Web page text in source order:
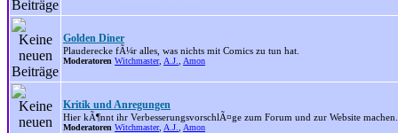
Golden Diner
Plauderecke fÃ¼r alles, was nichts mit Comics zu tun hat.
Moderatoren Witchmaster, A.J. Amon
Kritik und Anregungen
Hier kÃ¶nnt ihr VerbesserungsvorschlÃ¤ge zum Forum und zur Website machen.
Moderatoren Witchmaster, A.J. Amon